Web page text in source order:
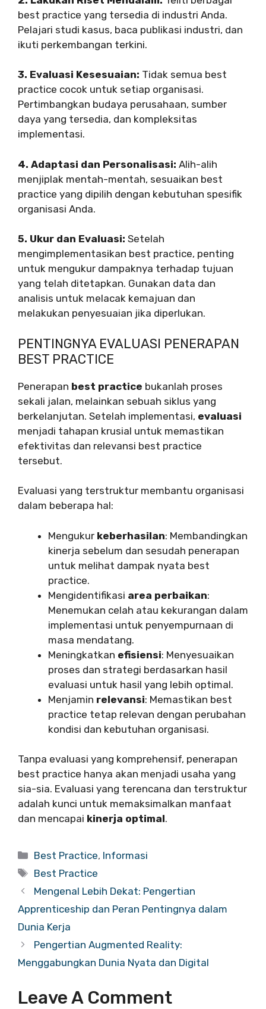
best practice yang tersedia di industri Anda.
Pelajari studi kasus, baca publikasi industri, dan
ikuti perkembangan terkini.
3. Evaluasi Kesesuaian: Tidak semua best
practice cocok untuk setiap organisasi.
Pertimbangkan budaya perusahaan, sumber
daya yang tersedia, dan kompleksitas
implementasi.
4. Adaptasi dan Personalisasi: Alih-alih
menjiplak mentah-mentah, sesuaikan best
practice yang dipilih dengan kebutuhan spesifik
organisasi Anda.
5. Ukur dan Evaluasi: Setelah
mengimplementasikan best practice, penting
untuk mengukur dampaknya terhadap tujuan
yang telah ditetapkan. Gunakan data dan
analisis untuk melacak kemajuan dan
melakukan penyesuaian jika diperlukan.
PENTINGNYA EVALUASI PENERAPAN
BEST PRACTICE
Penerapan best practice bukanlah proses
sekali jalan, melainkan sebuah siklus yang
berkelanjutan. Setelah implementasi, evaluasi
menjadi tahapan krusial untuk memastikan
efektivitas dan relevansi best practice
tersebut.
Evaluasi yang terstruktur membantu organisasi
dalam beberapa hal:
Mengukur keberhasilan: Membandingkan
kinerja sebelum dan sesudah penerapan
untuk melihat dampak nyata best
practice.
Mengidentifikasi area perbaikan:
Menemukan celah atau kekurangan dalam
implementasi untuk penyempurnaan di
masa mendatang.
Meningkatkan efisiensi: Menyesuaikan
proses dan strategi berdasarkan hasil
evaluasi untuk hasil yang lebih optimal.
Menjamin relevansi: Memastikan best
practice tetap relevan dengan perubahan
kondisi dan kebutuhan organisasi.
Tanpa evaluasi yang komprehensif, penerapan
best practice hanya akan menjadi usaha yang
sia-sia. Evaluasi yang terencana dan terstruktur
adalah kunci untuk memaksimalkan manfaat
dan mencapai kinerja optimal.
Categories
Best Practice, Informasi
Tags
Best Practice
Mengenal Lebih Dekat: Pengertian
Apprenticeship dan Peran Pentingnya dalam
Dunia Kerja
Pengertian Augmented Reality:
Menggabungkan Dunia Nyata dan Digital
Leave A Comment